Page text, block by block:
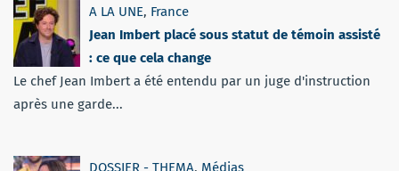
A LA UNE, France
Jean Imbert placé sous statut de témoin assisté
: ce que cela change
Le chef Jean Imbert a été entendu par un juge d'instruction
après une garde...
DOSSIER - THEMA, Médias